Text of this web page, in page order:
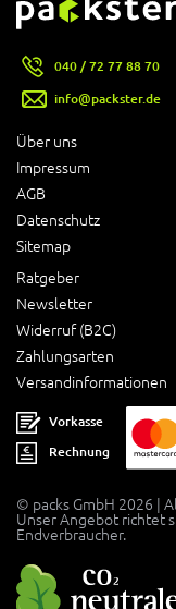
Über uns
Impressum
AGB
Datenschutz
Sitemap
Ratgeber
Newsletter
Widerruf (B2C)
Zahlungsarten
Versandinformationen
040 / 72 77 88 70
info@packster.de
Vorkasse
Rechnung
© packs GmbH 2026 |
Unser Angebot richtet
Endverbraucher.